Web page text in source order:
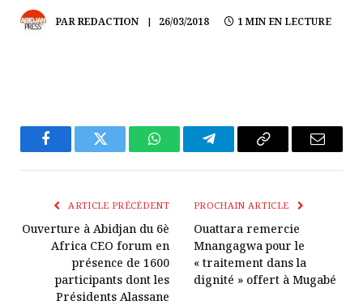
PARREDACTION 26/03/2018 1 MIN EN LECTURE
FacebookTwitter WhatsAppTélégrammeCopier
Lien
E-
ARTICLE PRÉCÉDENT
Ouverture à Abidjan du 6è
Africa CEO forum en
présence de 1600
participants dont les
Présidents Alassane
PROCHAIN ARTICLE
Ouattara remercie
Mnangagwa pour le
« traitement dans la
dignité » offert à Mugabé